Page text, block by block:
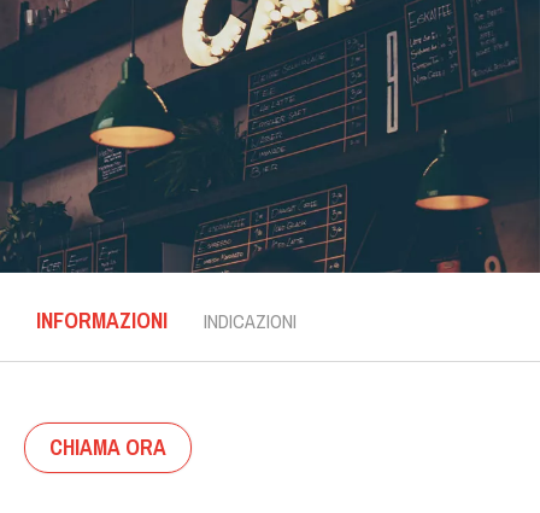
INFORMAZIONI INDICAZIONI
CHIAMA ORA